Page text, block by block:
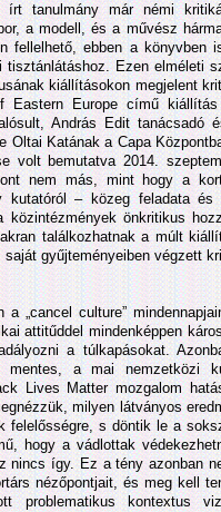
tanulmány már némi
a modell, és a művész
fellelhető, ebben a
Ezen elméleti
kiállításokon megjelent
Europe című
András Edit tanácsadó
Oltai Katának a Capa
volt bemutatva 2014.
nem más, mint hogy a
kutatóról – közeg feladata
önkritikus
találkozhatnak a múlt
gyűjteményeiben végzett
„cancel culture”
attitűddel mindenképpen
a túlkapásokat.
a mai nemzetközi
Lives Matter mozgalom
milyen látványos
s döntik le a
hogy a vádlottak
így. Ez a tény azonban
nézőpontjait, és meg kell
kontextus